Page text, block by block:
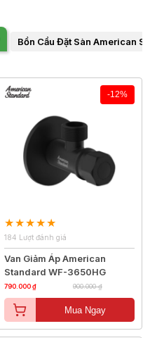
Bồn Cầu Đặt Sàn American
-12%
184 Lượt đánh giá
Van Giảm Áp American
Standard WF-3650HG
790.000 ₫ 900.000 ₫
Mua Ngay